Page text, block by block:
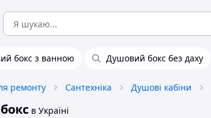
бокс з ванною Душовий бокс без даху
ремонту Сантехніка Душові кабіни
в Україні